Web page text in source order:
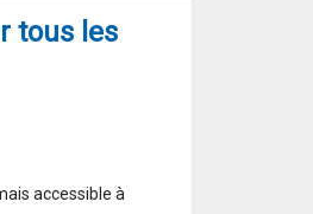
tous les
accessible à